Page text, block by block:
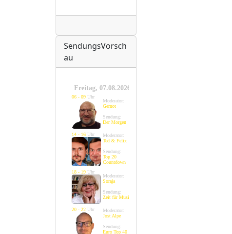
SendungsVorsch
au